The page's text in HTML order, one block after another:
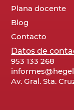
Plana docente
Blog
Contacto
Datos de
953 133 268
Av. Gral. Sta.